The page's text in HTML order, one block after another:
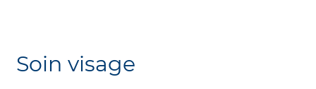
Soin visage